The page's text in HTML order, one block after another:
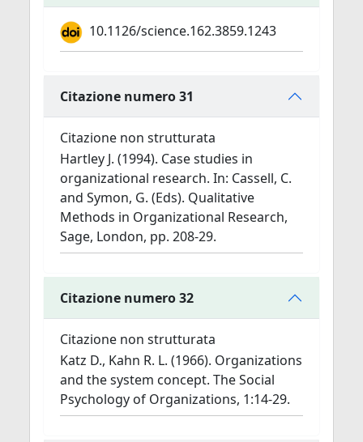
10.1126/science.162.3859.1243
Citazione numero 31
Citazione non strutturata
Hartley J. (1994). Case studies in
organizational research. In: Cassell, C.
and Symon, G. (Eds). Qualitative
Methods in Organizational Research,
Sage, London, pp. 208‐29.
Citazione numero 32
Citazione non strutturata
Katz D., Kahn R. L. (1966). Organizations
and the system concept. The Social
Psychology of Organizations, 1:14-29.